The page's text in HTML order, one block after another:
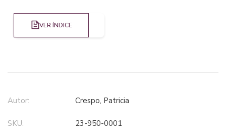
VER ÍNDICE
Autor: Crespo, Patricia
SKU: 23-950-0001